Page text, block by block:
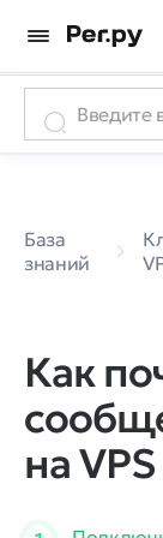
База
знаний
Как
на VPS